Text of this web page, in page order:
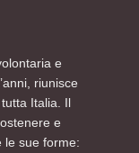
e
riunisce
Italia. Il
e
le sue forme: